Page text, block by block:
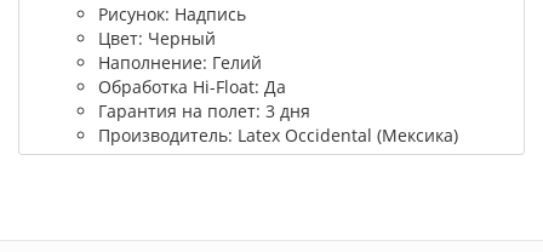
Рисунок: Надпись
Цвет: Черный
Наполнение: Гелий
Обработка Hi-Float: Да
Гарантия на полет: 3 дня
Производитель: Latex Occidental (Мексика)